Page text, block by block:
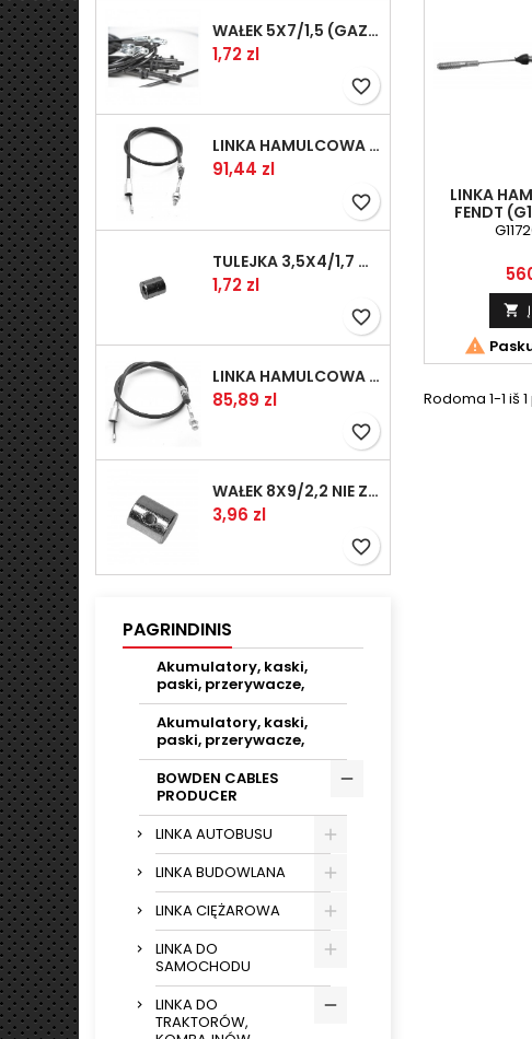
WAŁEK 5X7/1,5 (GAZ WSK)(PR5)
Kaina
1,72 zl
favorite_border
LINKA HAMULCOWA PRZYCZEPY KNOTT 1240/1030 33921-1.11S
Kaina
91,44 zl
favorite_border
TULEJKA 3,5X4/1,7 GAZÓW -OCYNK
Kaina
1,72 zl
favorite_border
LINKA HAMULCOWA PRZYCZEPY KNOTT 1040/830 33921-1.07S
Kaina
85,89 zl
favorite_border
WAŁEK 8X9/2,2 NIE ZAMAWIAĆ
Kaina
3,96 zl
favorite_border
PAGRINDINIS
Akumulatory, kaski,
paski, przerywacze,
Akumulatory, kaski,
paski, przerywacze,
BOWDEN CABLES
PRODUCER
LINKA AUTOBUSU
LINKA BUDOWLANA
LINKA CIĘŻAROWA
LINKA DO
SAMOCHODU
LINKA DO
TRAKTORÓW,
LINKA
FENDT


Rodoma 1-1 iš